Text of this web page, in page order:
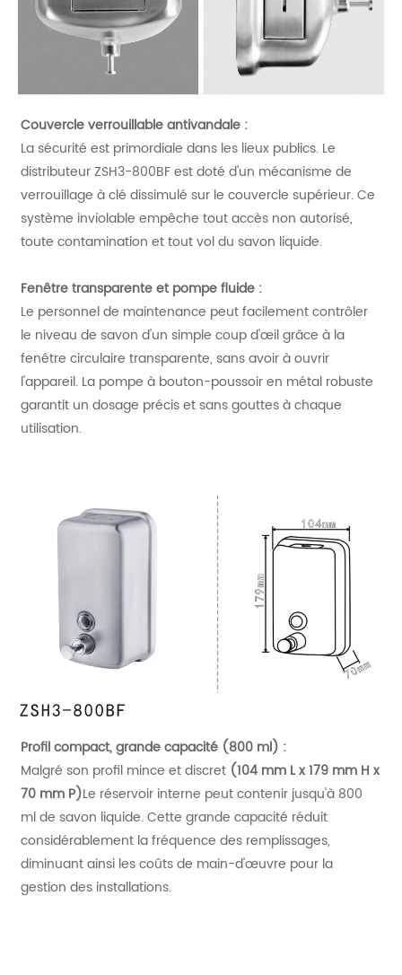
Couvercle verrouillable antivandale :
La sécurité est primordiale dans les lieux publics. Le
distributeur ZSH3-800BF est doté d'un mécanisme de
verrouillage à clé dissimulé sur le couvercle supérieur. Ce
système inviolable empêche tout accès non autorisé,
toute contamination et tout vol du savon liquide.
Fenêtre transparente et pompe fluide :
Le personnel de maintenance peut facilement contrôler
le niveau de savon d'un simple coup d'œil grâce à la
fenêtre circulaire transparente, sans avoir à ouvrir
l'appareil. La pompe à bouton-poussoir en métal robuste
garantit un dosage précis et sans gouttes à chaque
utilisation.
Profil compact, grande capacité (800 ml) :
Malgré son profil mince et discret (104 mm L x 179 mm H x
70 mm P)Le réservoir interne peut contenir jusqu'à 800
ml de savon liquide. Cette grande capacité réduit
considérablement la fréquence des remplissages,
diminuant ainsi les coûts de main-d'œuvre pour la
gestion des installations.